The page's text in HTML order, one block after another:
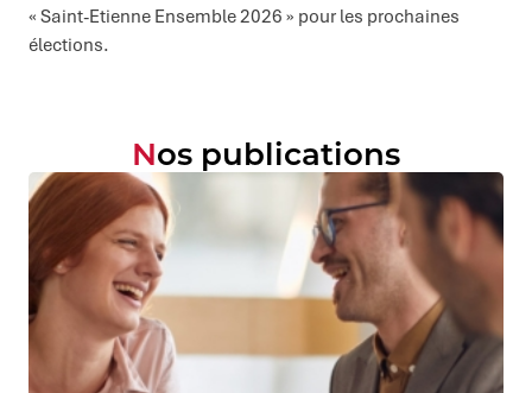
« Saint-Etienne Ensemble 2026 » pour les prochaines
élections.
Nos publications